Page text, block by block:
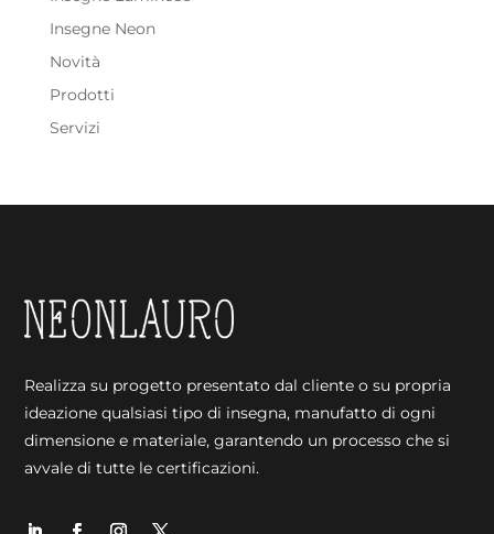
Insegne Neon
Novità
Prodotti
Servizi
Realizza su progetto presentato dal cliente o su propria
ideazione qualsiasi tipo di insegna, manufatto di ogni
dimensione e materiale, garantendo un processo che si
avvale di tutte le certificazioni.